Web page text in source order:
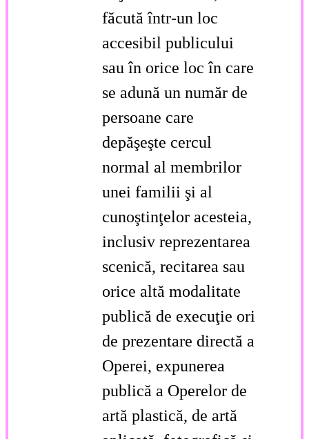
făcută într-un loc
accesibil publicului
sau în orice loc în care
se adună un număr de
persoane care
depăşeşte cercul
normal al membrilor
unei familii şi al
cunoştinţelor acesteia,
inclusiv reprezentarea
scenică, recitarea sau
orice altă modalitate
publică de execuţie ori
de prezentare directă a
Operei, expunerea
publică a Operelor de
artă plastică, de artă